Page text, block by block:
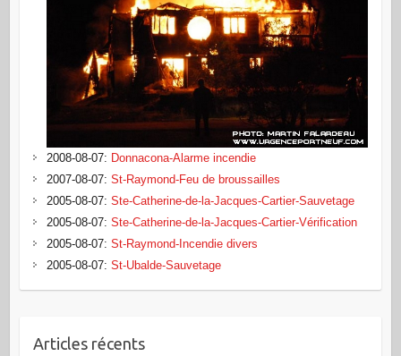
2008-08-07: Donnacona-Alarme incendie
2007-08-07: St-Raymond-Feu de broussailles
2005-08-07: Ste-Catherine-de-la-Jacques-Cartier-Sauvetage
2005-08-07: Ste-Catherine-de-la-Jacques-Cartier-Vérification
2005-08-07: St-Raymond-Incendie divers
2005-08-07: St-Ubalde-Sauvetage
Articles récents